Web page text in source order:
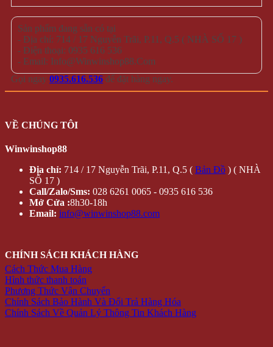
Sản phẩm đang sẵn có tại
- Địa chỉ: 714 / 17 Nguyễn Trãi, P.11, Q.5 ( NHÀ SỐ 17 )
- Điện thoại: 0935 616 536
- Email: Info@Winwinshop88.Com
Gọi ngay 0935.616.536 để đặt hàng ngay.
VỀ CHÚNG TÔI
Winwinshop88
Địa chỉ: 714 / 17 Nguyễn Trãi, P.11, Q.5 ( Bản Đồ ) ( NHÀ
SỐ 17 )
Call/Zalo/Sms: 028 6261 0065 - 0935 616 536
Mở Cửa :8h30-18h
Email: info@winwinshop88.com
CHÍNH SÁCH KHÁCH HÀNG
Cách Thức Mua Hàng
Hình thức thanh toán
Phương Thức Vận Chuyển
Chính Sách Bảo Hành Và Đổi Trả Hàng Hóa
Chính Sách Về Quản Lý Thông Tin Khách Hàng